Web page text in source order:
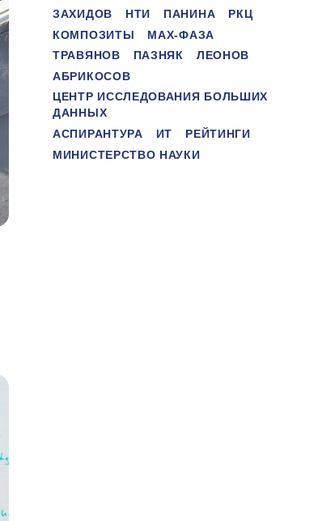
ЗАХИДОВ
НТИ ПАНИНА
РКЦ
КОМПОЗИТЫ
MAX-ФАЗА
ТРАВЯНОВ
ПАЗНЯК
ЛЕОНОВ
АБРИКОСОВ
ЦЕНТР ИССЛЕДОВАНИЯ БОЛЬШИХ
ДАННЫХ
АСПИРАНТУРА
ИТ
РЕЙТИНГИ
МИНИСТЕРСТВО НАУКИ